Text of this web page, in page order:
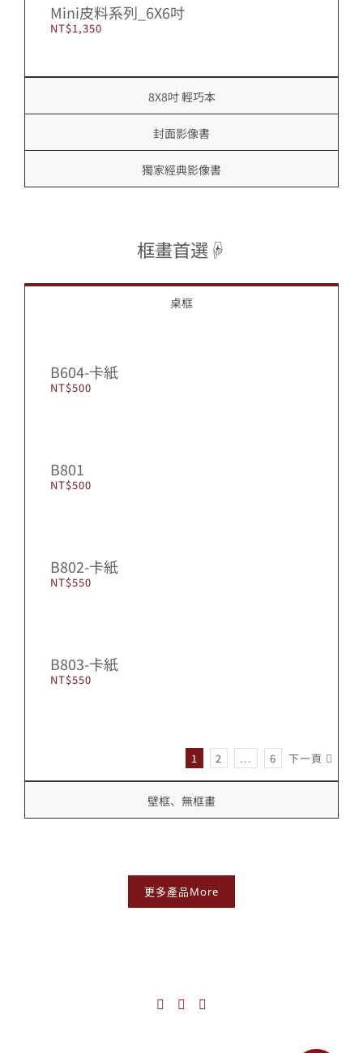
Mini皮料系列_6X6吋
NT$1,350
8X8吋 輕巧本
封面影像書
獨家經典影像書
框畫首選☟
桌框
B604-卡紙
NT$500
B801
NT$500
B802-卡紙
NT$550
B803-卡紙
NT$550
1 2 ... 6 下一頁
壁框、無框畫
更多產品More